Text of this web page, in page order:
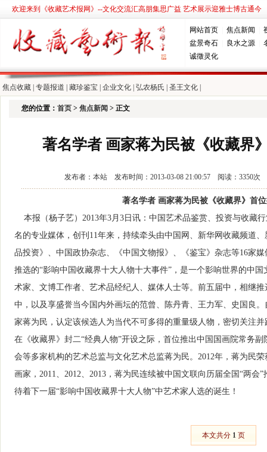
欢迎来到《收藏艺术报网》--文化交流汇高朋集思广益 艺术展示迎雅士博古通今
网站首页 焦点新闻
盆景奇石
良水之源
诚徵灵化
焦点收藏 专题报道 藏珍鉴宝 企业文化 弘农杨氏 圣王文化
您的位置：首页 >焦点新闻 > 正文
著名学者 画家蒋为民被《收藏界
发布者：本站 发布时间：2013-03-08 21:00:57 阅读：3350
著名学者 画家蒋为民被《收藏界》首
本报（杨子艺）2013年3月3日讯：中国艺术品鉴赏、投资与收藏
名的专业媒体，创刊11年来，持续牵头由中国网、新华网收藏频道
品投资》、中国政协杂志、《中国文物报》、《鉴宝》杂志等16家
推选的“影响中国收藏界十大人物十大事件”，是一个影响世界的中
术家、文博工作者、艺术品经纪人、媒体人士等。前五届中，相继
中，以及享盛誉当今国内外画坛的范曾、陈丹青、王力军、史国良
家蒋为民，认定该候选人为当代不可多得的重量级人物，密切关注
在《收藏界》封二“经典人物”开设之际，首位推出中国国画院常务
会等多家机构的艺术总监与文化艺术总监蒋为民。2012年，蒋为民
画家，2011、2012、2013，蒋为民连续被中国文联向历届全国“两
待着下一届“影响中国收藏界十大人物”中艺术家人选的诞生！
本文共分 1 页